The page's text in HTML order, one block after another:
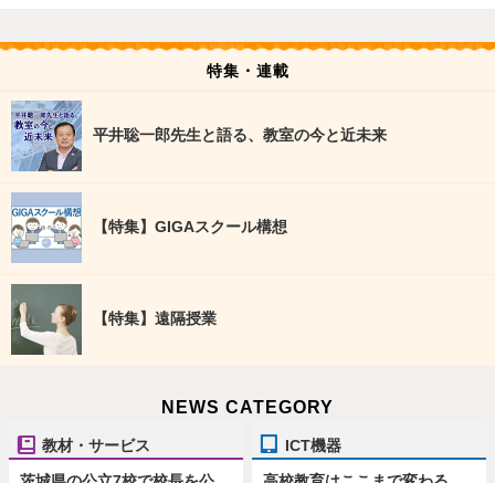
特集・連載
平井聡一郎先生と語る、教室の今と近未来
【特集】GIGAスクール構想
【特集】遠隔授業
NEWS CATEGORY
教材・サービス ICT機器